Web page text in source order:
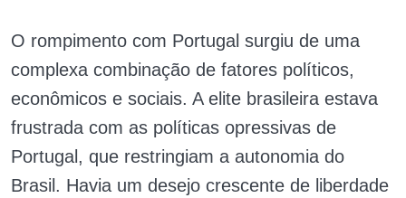
O rompimento com Portugal surgiu de uma
complexa combinação de fatores políticos,
econômicos e sociais. A elite brasileira estava
frustrada com as políticas opressivas de
Portugal, que restringiam a autonomia do
Brasil. Havia um desejo crescente de liberdade